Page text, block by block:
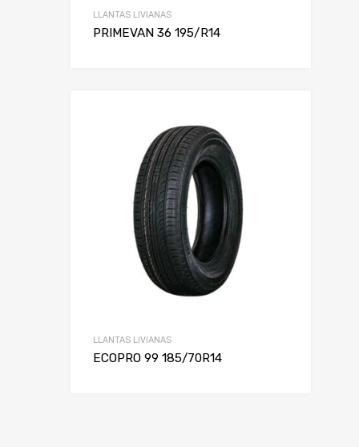
LLANTAS LIVIANAS
PRIMEVAN 36 195/R14
LLANTAS LIVIANAS
ECOPRO 99 185/70R14